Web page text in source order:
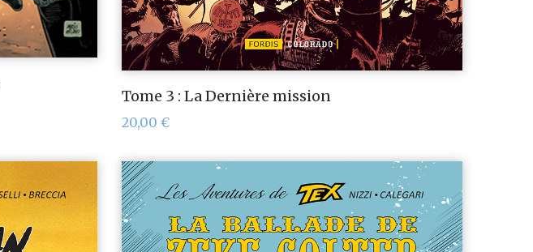
Tome 3 : La Dernière mission
20,00 €